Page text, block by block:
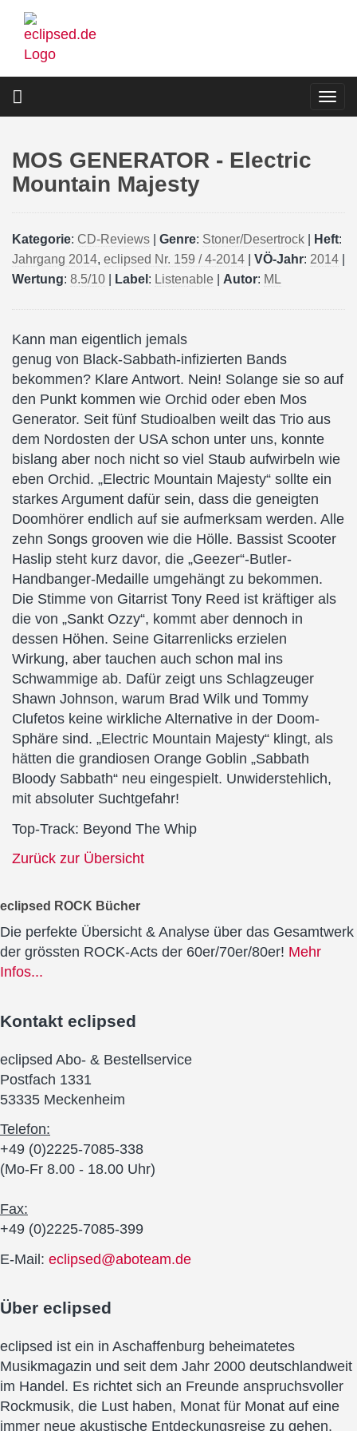
Direkt
zum
Inhalt
MOS GENERATOR - Electric
Mountain Majesty
Kategorie: CD-Reviews Genre: Stoner/Desertrock Heft:
Jahrgang 2014, eclipsed Nr. 159 / 4-2014 VÖ-Jahr: 2014
Wertung: 8.5/10 Label : Listenable Autor: ML
Kann man eigentlich jemals
genug von Black-Sabbath-infizierten Bands
bekommen? Klare Antwort. Nein! Solange sie so auf
den Punkt kommen wie Orchid oder eben Mos
Generator. Seit fünf Studioalben weilt das Trio aus
dem Nordosten der USA schon unter uns, konnte
bislang aber noch nicht so viel Staub aufwirbeln wie
eben Orchid. „Electric Mountain Majesty“ sollte ein
starkes Argument dafür sein, dass die geneigten
Doomhörer endlich auf sie aufmerksam werden. Alle
zehn Songs grooven wie die Hölle. Bassist Scooter
Haslip steht kurz davor, die „Geezer“-Butler-
Handbanger-Medaille umgehängt zu bekommen.
Die Stimme von Gitarrist Tony Reed ist kräftiger als
die von „Sankt Ozzy“, kommt aber dennoch in
dessen Höhen. Seine Gitarrenlicks erzielen
Wirkung, aber tauchen auch schon mal ins
Schwammige ab. Dafür zeigt uns Schlagzeuger
Shawn Johnson, warum Brad Wilk und Tommy
Clufetos keine wirkliche Alternative in der Doom-
Sphäre sind. „Electric Mountain Majesty“ klingt, als
hätten die grandiosen Orange Goblin „Sabbath
Bloody Sabbath“ neu eingespielt. Unwiderstehlich,
mit absoluter Suchtgefahr!
Top-Track: Beyond The Whip
Zurück zur Übersicht
eclipsed ROCK Bücher
Die perfekte Übersicht & Analyse über das Gesamtwerk
der grössten ROCK-Acts der 60er/70er/80er! Mehr
Infos...
Kontakt eclipsed
eclipsed Abo- & Bestellservice
Postfach 1331
53335 Meckenheim
Telefon:
+49 (0)2225-7085-338
(Mo-Fr 8.00 - 18.00 Uhr)
Fax:
+49 (0)2225-7085-399
E-Mail: eclipsed@aboteam.de
Über eclipsed
eclipsed ist ein in Aschaffenburg beheimatetes
Musikmagazin und seit dem Jahr 2000 deutschlandweit
im Handel. Es richtet sich an Freunde anspruchsvoller
Rockmusik, die Lust haben, Monat für Monat auf eine
immer neue akustische Entdeckungsreise zu gehen.